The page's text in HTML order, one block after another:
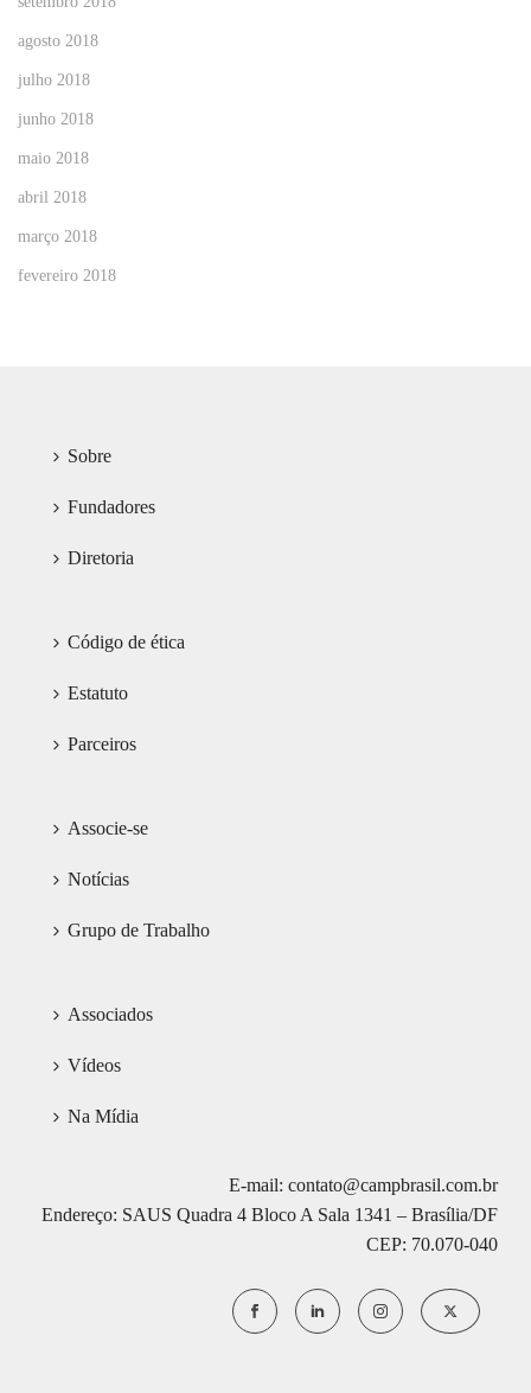
agosto 2018
julho 2018
junho 2018
maio 2018
abril 2018
março 2018
fevereiro 2018
Sobre
Fundadores
Diretoria
Código de ética
Estatuto
Parceiros
Associe-se
Notícias
Grupo de Trabalho
Associados
Vídeos
Na Mídia
E-mail: contato@campbrasil.com.br
Endereço: SAUS Quadra 4 Bloco A Sala 1341 – Brasília/DF
CEP: 70.070-040